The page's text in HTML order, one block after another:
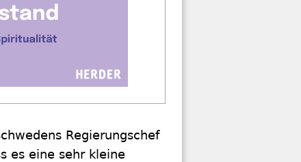
Regierungschef
es eine sehr kleine